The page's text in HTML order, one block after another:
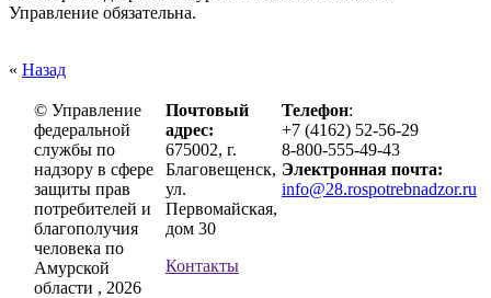
Управление обязательна.
« Назад
© Управление
федеральной
службы по
надзору в сфере
защиты прав
потребителей и
благополучия
человека по
Амурской
области , 2026
Почтовый
адрес:
675002, г.
Благовещенск,
ул.
Первомайская,
дом 30
Контакты
Телефон:
+7 (4162) 52-56-29
8-800-555-49-43
Электронная почта:
info@28.rospotrebnadzor.ru